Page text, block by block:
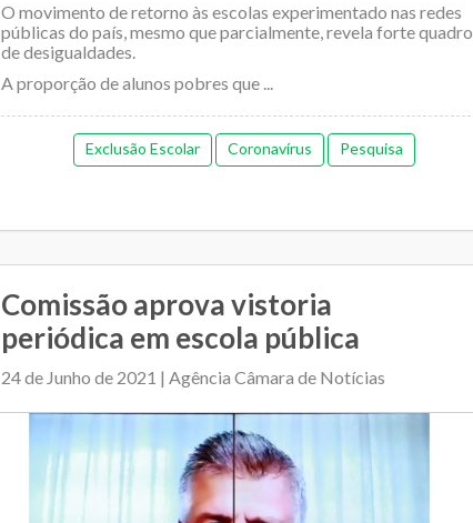
O movimento de retorno às escolas experimentado nas redes
públicas do país, mesmo que parcialmente, revela forte quadro
de desigualdades.
A proporção de alunos pobres que ...
Exclusão Escolar Coronavírus Pesquisa
Comissão aprova vistoria
periódica em escola pública
24 de Junho de 2021 | Agência Câmara de Notícias